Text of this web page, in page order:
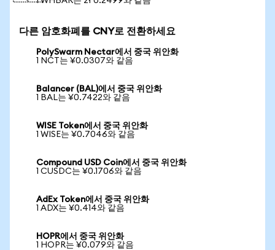
다른 암호화폐를 CNY로 전환하세요
PolySwarm Nectar에서 중국 위안화
1 NCT는 ¥0.0307와 같음
Balancer (BAL)에서 중국 위안화
1 BAL는 ¥0.7422와 같음
WISE Token에서 중국 위안화
1 WISE는 ¥0.7046와 같음
Compound USD Coin에서 중국 위안화
1 CUSDC는 ¥0.1706와 같음
AdEx Token에서 중국 위안화
1 ADX는 ¥0.414와 같음
HOPR에서 중국 위안화
1 HOPR는 ¥0.079와 같음